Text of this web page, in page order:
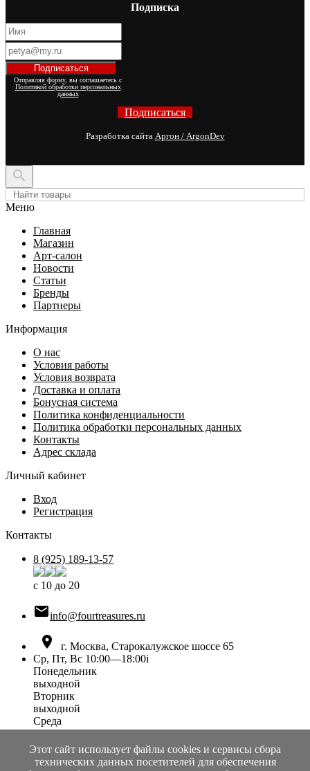
Подписка
Отправляя форму, вы соглашаетесь с
Политикой обработки персональных
данных
Подписаться
Разработка сайта Аргон / ArgonDev
Этот сайт использует файлы cookies и сервисы сбора
технических данных посетителей для обеспечения

Меню
Главная
Магазин
Арт-салон
Новости
Статьи
Бренды
Партнеры
Информация
О нас
Условия работы
Условия возврата
Доставка и оплата
Бонусная система
Политика конфиденциальности
Политика обработки персональных данных
Контакты
Адрес склада
Личный кабинет
Вход
Регистрация
Контакты
8 (925) 189-13-57
с 10 до 20
info@fourtreasures.ru

г. Москва, Старокалужское шоссе 65
Ср, Пт, Вс 10:00—18:00i
Понедельник
выходной
Вторник
выходной
Среда
10:00 — 18:00
Четверг
выходной